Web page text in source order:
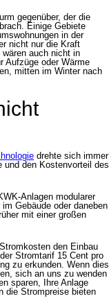
gegenüber, der die
Einige Gebiete
in der
nicht nur die Kraft
auch nicht in
Aufzüge oder Wärme
mitten im Winter nach
drehte sich immer
und den Kostenvorteil des
Anlagen modularer
Gebäude oder daneben
mit einer großen
den Einbau
Stromtarif 15 Cent pro
zu erkunden. Wenn dies
sich an uns zu wenden
sparen, Ihre Anlage
die Strompreise bieten